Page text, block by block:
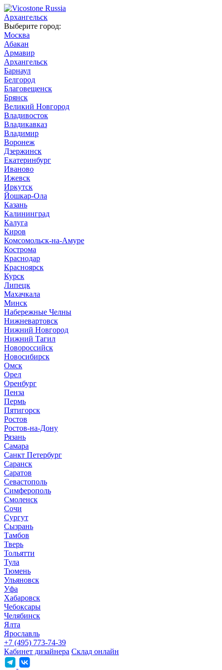
Архангельск
Выберите город:
Москва
Абакан
Армавир
Архангельск
Барнаул
Белгород
Благовещенск
Брянск
Великий Новгород
Владивосток
Владикавказ
Владимир
Воронеж
Дзержинск
Екатеринбург
Иваново
Ижевск
Иркутск
Йошкар-Ола
Казань
Калининград
Калуга
Киров
Комсомольск-на-Амуре
Кострома
Краснодар
Красноярск
Курск
Липецк
Махачкала
Минск
Набережные Челны
Нижневартовск
Нижний Новгород
Нижний Тагил
Новороссийск
Новосибирск
Омск
Орел
Оренбург
Пенза
Пермь
Пятигорск
Ростов
Ростов-на-Дону
Рязань
Самара
Санкт Петербург
Саранск
Саратов
Севастополь
Симферополь
Смоленск
Сочи
Сургут
Сызрань
Тамбов
Тверь
Тольятти
Тула
Тюмень
Ульяновск
Уфа
Хабаровск
Чебоксары
Челябинск
Ялта
Ярославль
+7 (495) 773-74-39
Кабинет дизайнера Склад онлайн